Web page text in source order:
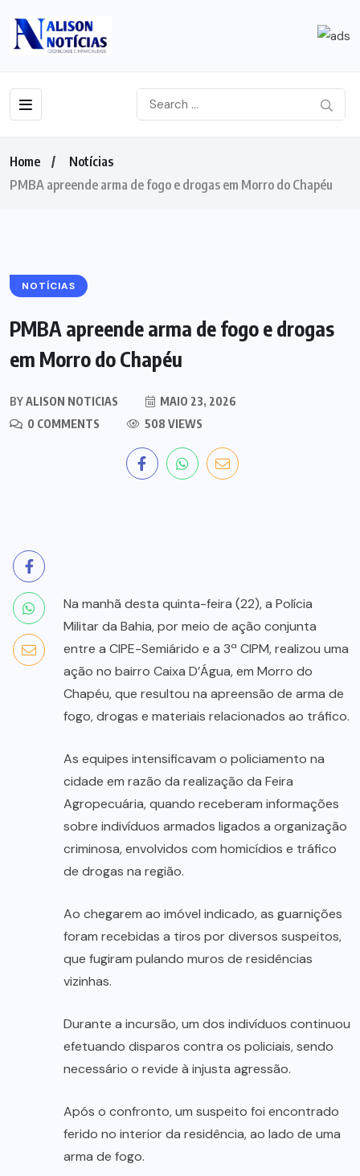
Home
Notícias
PMBA apreende arma de fogo e drogas em Morro do Chapéu
NOTÍCIAS
PMBA apreende arma de fogo e drogas
em Morro do Chapéu
BYALISON NOTICIAS
MAIO 23, 2026
0 COMMENTS
508 VIEWS
Na manhã desta quinta-feira (22), a Polícia
Militar da Bahia, por meio de ação conjunta
entre a CIPE-Semiárido e a 3ª CIPM, realizou uma
ação no bairro Caixa D’Água, em Morro do
Chapéu, que resultou na apreensão de arma de
fogo, drogas e materiais relacionados ao tráfico.
As equipes intensificavam o policiamento na
cidade em razão da realização da Feira
Agropecuária, quando receberam informações
sobre indivíduos armados ligados a organização
criminosa, envolvidos com homicídios e tráfico
de drogas na região.
Ao chegarem ao imóvel indicado, as guarnições
foram recebidas a tiros por diversos suspeitos,
que fugiram pulando muros de residências
vizinhas.
Durante a incursão, um dos indivíduos continuou
efetuando disparos contra os policiais, sendo
necessário o revide à injusta agressão.
Após o confronto, um suspeito foi encontrado
ferido no interior da residência, ao lado de uma
arma de fogo.